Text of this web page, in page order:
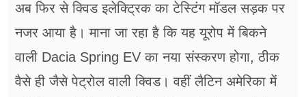
अब फिर से क्विड इलेक्ट्रिक का टेस्टिंग मॉडल सड़क पर
नजर आया है। माना जा रहा है कि यह यूरोप में बिकने
वाली Dacia Spring EV का नया संस्करण होगा, ठीक
वैसे ही जैसे पेट्रोल वाली क्विड। वहीं लैटिन अमेरिका में